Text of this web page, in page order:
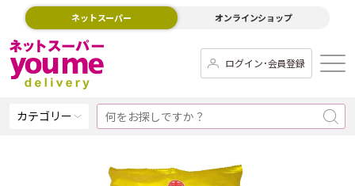
ネットスーパー オンラインショップ
ログイン･会員登録
カテゴリー